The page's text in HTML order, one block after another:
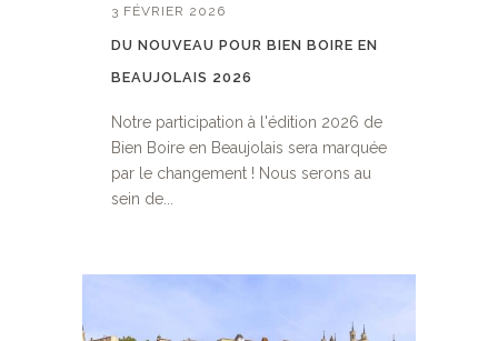
3 FÉVRIER 2026
DU NOUVEAU POUR BIEN BOIRE EN
BEAUJOLAIS 2026
Notre participation à l'édition 2026 de
Bien Boire en Beaujolais sera marquée
par le changement ! Nous serons au
sein de...